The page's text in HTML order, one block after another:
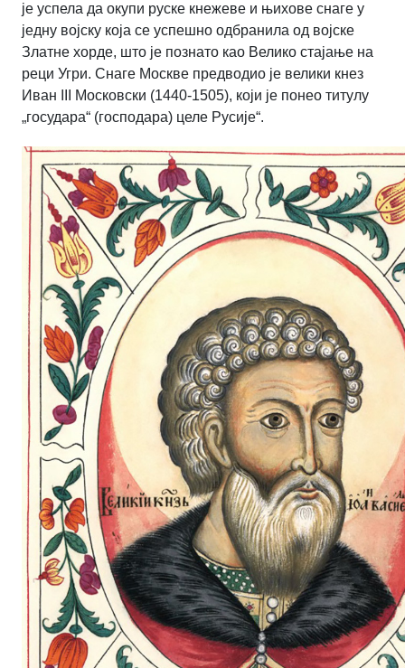
је успела да окупи руске кнежеве и њихове снаге у
једну војску која се успешно одбранила од војске
Златне хорде, што је познато као Велико стајање на
реци Угри. Снаге Москве предводио је велики кнез
Иван III Московски (1440-1505), који је понео титулу
„государа“ (господара) целе Русије“.